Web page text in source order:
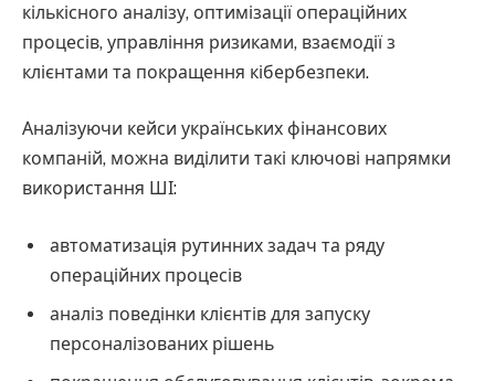
кількісного аналізу, оптимізації операційних
процесів, управління ризиками, взаємодії з
клієнтами та покращення кібербезпеки.
Аналізуючи кейси українських фінансових
компаній, можна виділити такі ключові напрямки
використання ШІ:
автоматизація рутинних задач та ряду
операційних процесів
аналіз поведінки клієнтів для запуску
персоналізованих рішень